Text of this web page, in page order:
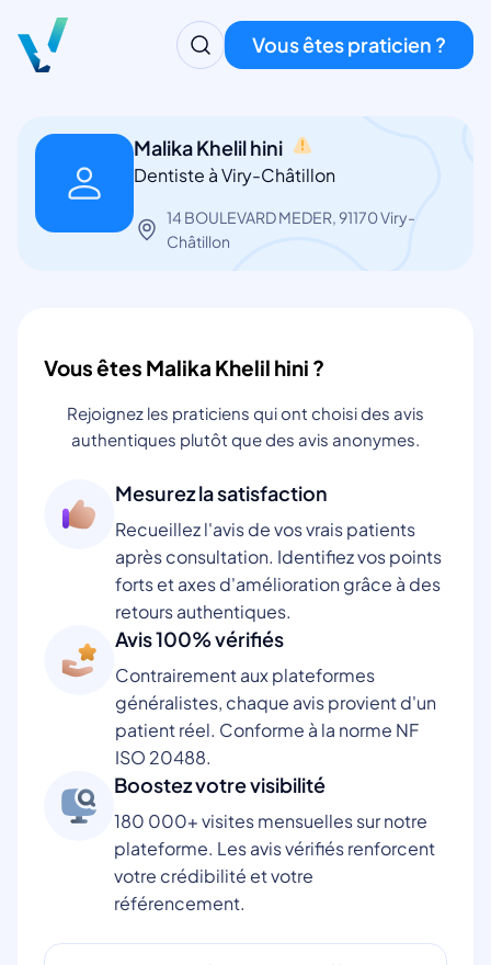
Vous êtes praticien ?
Malika Khelil hini
Dentiste à Viry-Châtillon
14 BOULEVARD MEDER, 91170 Viry-
Châtillon
Vous êtes Malika Khelil hini ?
Rejoignez les praticiens qui ont choisi des avis
authentiques plutôt que des avis anonymes.
Mesurez la satisfaction
Recueillez l'avis de vos vrais patients
après consultation. Identifiez vos points
forts et axes d'amélioration grâce à des
retours authentiques.
Avis 100% vérifiés
Contrairement aux plateformes
généralistes, chaque avis provient d'un
patient réel. Conforme à la norme NF
ISO 20488.
Boostez votre visibilité
180 000+ visites mensuelles sur notre
plateforme. Les avis vérifiés renforcent
votre crédibilité et votre
référencement.